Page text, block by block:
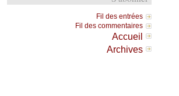
Fil des entrées
Fil des commentaires
Accueil
Archives